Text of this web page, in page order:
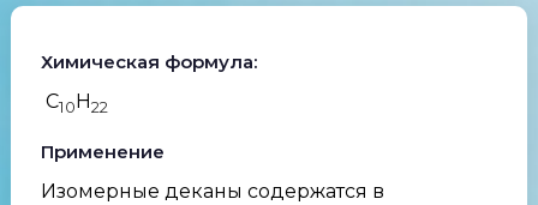
Химическая формула:
C10H22
Применение
Изомерные деканы содержатся в